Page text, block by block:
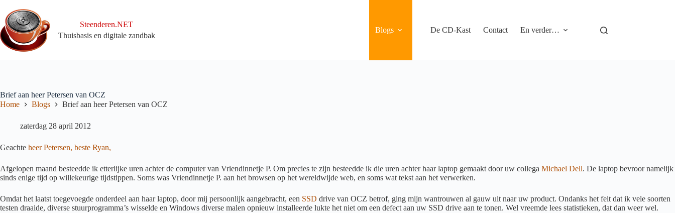
naar
de
inhoud
Steenderen.NET
Thuisbasis en digitale zandbak
Blogs De CD-Kast Contact En verder…
Brief aan heer Petersen van OCZ
Home
Blogs Brief aan heer Petersen van OCZ
zaterdag 28 april 2012
Geachte heer Petersen, beste Ryan,
Afgelopen maand besteedde ik etterlijke uren achter de computer van Vriendinnetje P. Om precies te zijn besteedde ik die uren achter haar laptop gemaakt door uw collega Michael Dell. De laptop bevroor namelijk
sinds enige tijd op willekeurige tijdstippen. Soms was Vriendinnetje P. aan het browsen op het wereldwijde web, en soms wat tekst aan het verwerken.
Omdat het laatst toegevoegde onderdeel aan haar laptop, door mij persoonlijk aangebracht, een SSD drive van OCZ betrof, ging mijn wantrouwen al gauw uit naar uw product. Ondanks het feit dat ik vele soorten
testen draaide, diverse stuurprogramma’s wisselde en Windows diverse malen opnieuw installeerde lukte het niet om een defect aan uw SSD drive aan te tonen. Wel vreemde lees statistieken, dat dan weer wel.